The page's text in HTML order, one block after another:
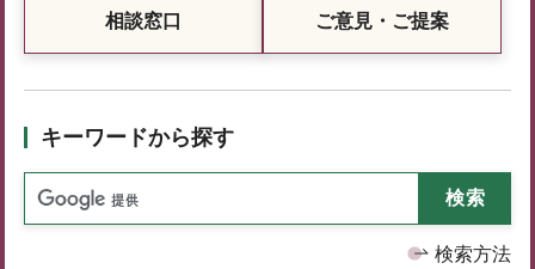
相談窓口 ご意見・ご提案
キーワードから探す
検索方法